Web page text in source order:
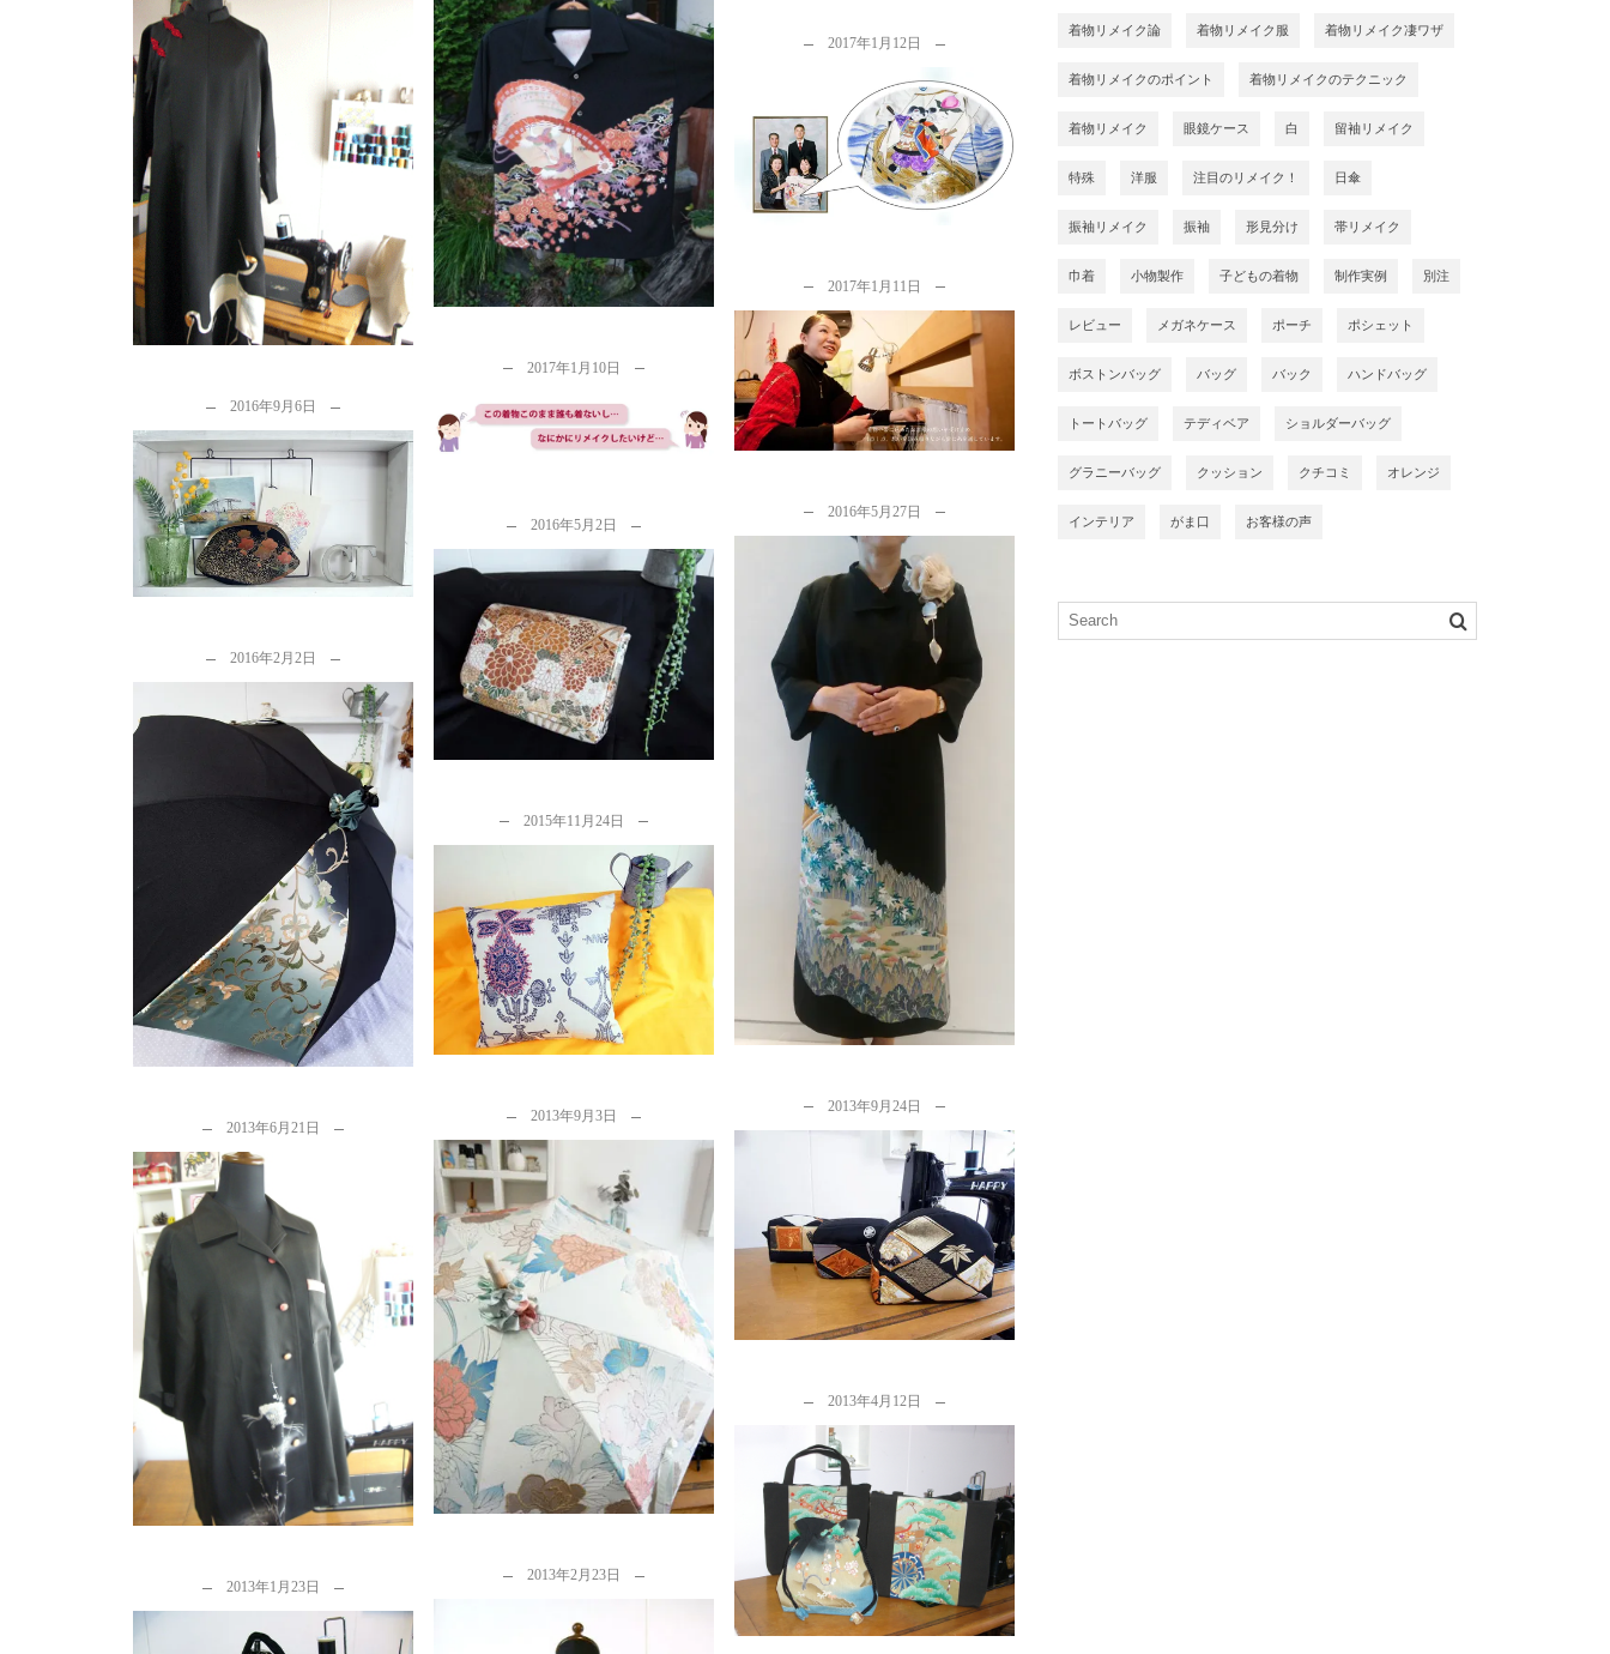
留袖リメイクアロハシャツ実例
byカナタツ商店
着物リメイクチャイナドレスを
参考に洋服をつくる為の話を
少々…...
カナタツ商店
2017年1月12日
着物リメイクについて考える…
その３「カナタツ商店のぶれな
い...
カナタツ商店
2017年1月11日
着物リメイクについて考える…
その２「着物リメイクのための
三...
byカナタツ商店
2017年1月10日
着物リメイクについて考える…
byカナタツ商店
2016年9月6日
留袖リメイク製作実例とご感想
byカナタツ商店
2016年5月27日
お客様こそ最高のモデル＆ＣＭ
by
2016年5月2日
熊本地震に負けてたまるか…。
byカナタツ商店
2016年2月2日
カナタツ商店の着物リメイク哲
カナタツ商店
2015年11月24日
「古い着物が生まれ変わり母が
帰ってきたようで…」
byカナタツ商店
2013年9月24日
初めて着物リメイクをご利用い
ただいたお客様から頂いたメー
ルと制作実例
byカナタツ商店
2013年9月3日
振袖や大柄の入った小紋など柄
のインパクトのある着物をリメ
イクする時の方...
カナタツ商店
2013年6月21日
留袖リメイクの女性用アロハシ
ャツのアレンジ方法
カナタツ商店
2013年4月12日
留袖リメイク．．．ハンドバッ
グと巾着を作る
by カナタツ商店
2013年2月23日
2013年1月23日
着物リメイク論 着物リメイク服 着物リメイク凄ワザ
着物リメイクのポイント 着物リメイクのテクニック
着物リメイク 眼鏡ケース 白 留袖リメイク
特殊 洋服 注目のリメイク！ 日傘
振袖リメイク 振袖 形見分け 帯リメイク
巾着 小物製作 子どもの着物 制作実例 別注
レビュー メガネケース ポーチ ポシェット
ボストンバッグ バッグ バック ハンドバッグ
トートバッグ テディベア ショルダーバッグ
グラニーバッグ クッション クチコミ オレンジ
インテリア がま口 お客様の声